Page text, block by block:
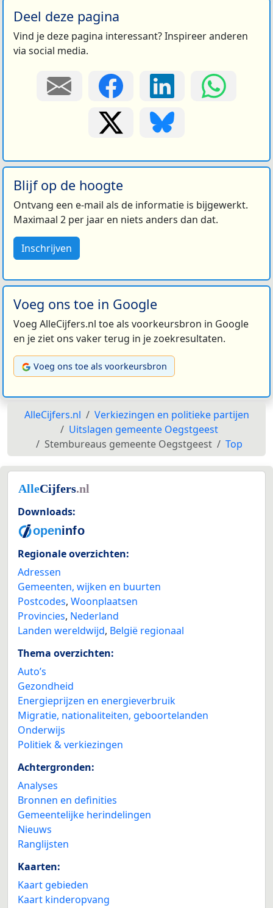
Deel deze pagina
Vind je deze pagina interessant? Inspireer anderen
via social media.
Blijf op de hoogte
Ontvang een e-mail als de informatie is bijgewerkt.
Maximaal 2 per jaar en niets anders dan dat.
Inschrijven
Voeg ons toe in Google
Voeg AlleCijfers.nl toe als voorkeursbron in Google
en je ziet ons vaker terug in je zoekresultaten.
Voeg ons toe als voorkeursbron
AlleCijfers.nl
Verkiezingen en politieke partijen
Uitslagen gemeente Oegstgeest
Stembureaus gemeente Oegstgeest
Top
Downloads:
Regionale overzichten:
Adressen
Gemeenten, wijken en buurten
Postcodes, Woonplaatsen
Provincies, Nederland
Landen wereldwijd, België regionaal
Thema overzichten:
Auto’s
Gezondheid
Energieprijzen en energieverbruik
Migratie, nationaliteiten, geboortelanden
Onderwijs
Politiek & verkiezingen
Achtergronden:
Analyses
Bronnen en definities
Gemeentelijke herindelingen
Nieuws
Ranglijsten
Kaarten:
Kaart gebieden
Kaart kinderopvang